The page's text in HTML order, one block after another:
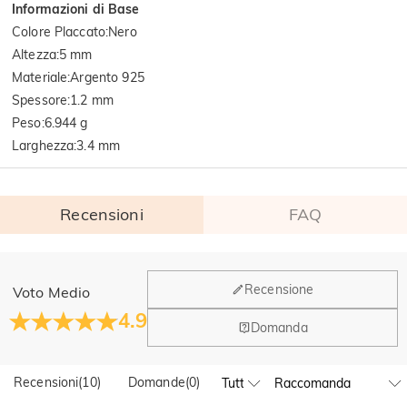
Informazioni di Base
Colore Placcato:Nero
Altezza:5 mm
Materiale:Argento 925
Spessore:1.2 mm
Peso:6.944 g
Larghezza:3.4 mm
Recensioni FAQ
Voto Medio
4.9
Recensione
Domanda
Recensioni(10) Domande(0)
Generale
Dove si trova la tua azienda?
La sede principale è a Los Angeles, in California, mentre il
Kong.
Sì! Attualmente abbiamo un flagship store in Spagna e un